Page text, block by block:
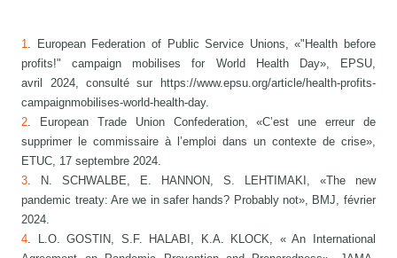
1
. European Federation of Public Service Unions, «"Health before
profits!" campaign mobilises for World Health Day», EPSU,
avril 2024, consulté sur https://www.epsu.org/article/health-profits-
campaignmobilises-world-health-day.
2 . European Trade Union Confederation, «C’est une erreur de
supprimer le commissaire à l’emploi dans un contexte de crise»,
ETUC, 17 septembre 2024.
3 . N. SCHWALBE, E. HANNON, S. LEHTIMAKI, «The new
pandemic treaty: Are we in safer hands? Probably not», BMJ, février
2024.
4 . L.O. GOSTIN, S.F. HALABI, K.A. KLOCK, « An International